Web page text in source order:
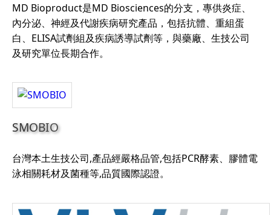
MD Bioproduct是MD Biosciences的分支，專供炎症、
內分泌、神經及代謝疾病研究產品，包括抗體、重組蛋
白、ELISA試劑組及疾病誘導試劑等，與藥廠、生技公司
及研究單位長期合作。
SMOBIO
台灣本土生技公司,產品經嚴格品管,包括PCR酵素、膠體電
泳相關耗材及菌種等,品質國際認證。